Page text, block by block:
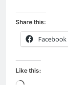
Share this:
Facebook
Like this: